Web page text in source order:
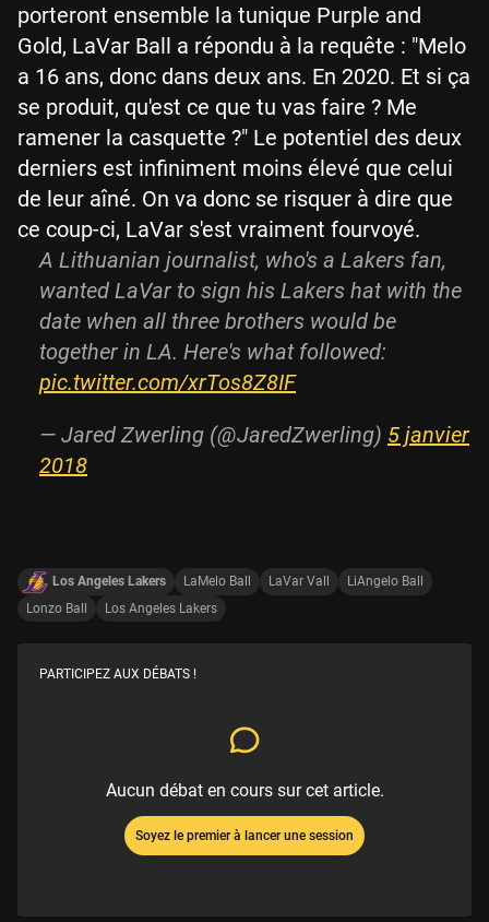
porteront ensemble la tunique Purple and
Gold, LaVar Ball a répondu à la requête : "Melo
a 16 ans, donc dans deux ans. En 2020. Et si ça
se produit, qu'est ce que tu vas faire ? Me
ramener la casquette ?" Le potentiel des deux
derniers est infiniment moins élevé que celui
de leur aîné. On va donc se risquer à dire que
ce coup-ci, LaVar s'est vraiment fourvoyé.
A Lithuanian journalist, who's a Lakers fan,
wanted LaVar to sign his Lakers hat with the
date when all three brothers would be
together in LA. Here's what followed:
pic.twitter.com/xrTos8Z8IF
— Jared Zwerling (@JaredZwerling) 5 janvier
2018
Los Angeles Lakers LaMelo Ball LaVar Vall
LiAngelo Ball
Lonzo Ball
Los Angeles Lakers
PARTICIPEZ AUX DÉBATS !
Aucun débat en cours sur cet article.
Soyez le premier à lancer une session